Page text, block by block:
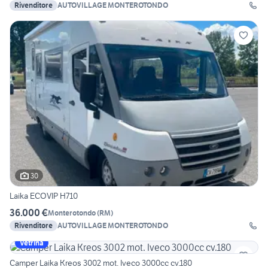
Rivenditore AUTOVILLAGE MONTEROTONDO
30
Laika ECOVIP H710
36.000 €Monterotondo(RM)
Rivenditore AUTOVILLAGE MONTEROTONDO
Vetrina
Camper Laika Kreos 3002 mot. Iveco 3000cc cv.180